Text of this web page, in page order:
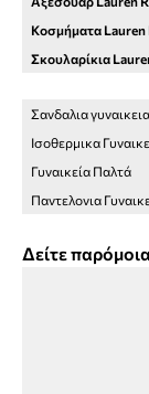
Κοσμήματα Lauren
Σκουλαρίκια
Σανδαλια γυναικεια
Ισοθερμικα
Γυναικεία Παλτά
Παντελονια
Δείτε